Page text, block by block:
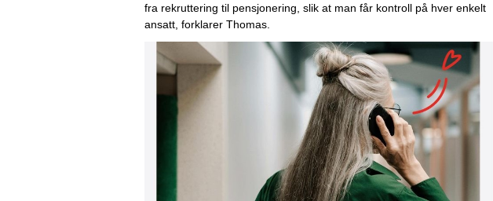
fra rekruttering til pensjonering , slik at man får kontroll på hver enkelt
ansatt forklarer Thomas.